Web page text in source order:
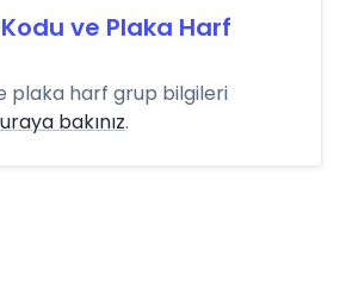
Kodu ve Plaka Harf
plaka harf grup bilgileri
bakınız.